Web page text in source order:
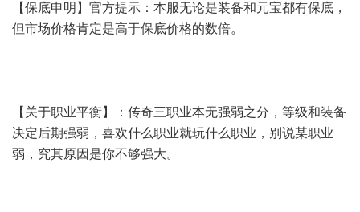
【保底申明】官方提示：本服无论是装备和元宝都有保底，
但市场价格肯定是高于保底价格的数倍。
【关于职业平衡】：传奇三职业本无强弱之分，等级和装备
决定后期强弱，喜欢什么职业就玩什么职业，别说某职业
弱，究其原因是你不够强大。